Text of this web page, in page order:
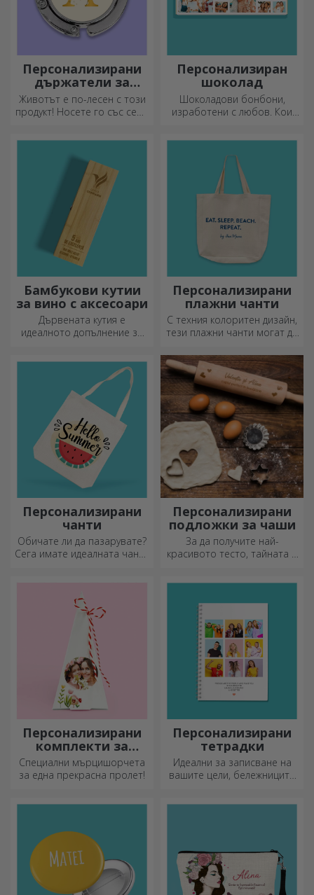
Персонализирани
държатели за
чанти за маса
Животът е по-лесен с този
продукт! Носете го със себе
Персонализиран
шоколад
Шоколадови бонбони,
изработени с любов. Кои
Бамбукови кутии
за вино с аксесоари
Дървената кутия е
идеалното допълнение за
Персонализирани
плажни чанти
С техния колоритен дизайн,
тези плажни чанти могат да
любим човек или, защо не,
нов аксесоар във вашата
колекция от чанти.
Персонализирани
чанти
Обичате ли да пазарувате?
Сега имате идеалната чанта
Персонализирани
подложки за чаши
За да получите най-
красивото тесто, тайната е
божествено вкусни!
Персонализирани
комплекти за
засаждане на
пирамидални
цветя
Специални мърцишорчета
за една прекрасна пролет!
Персонализирани
тетрадки
Идеални за записване на
вашите цели, бележниците